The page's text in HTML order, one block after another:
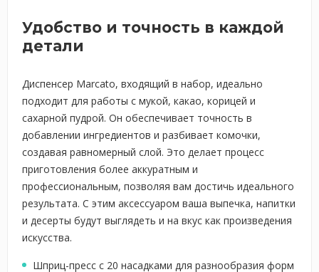
Удобство и точность в каждой
детали
Диспенсер Marcato, входящий в набор, идеально
подходит для работы с мукой, какао, корицей и
сахарной пудрой. Он обеспечивает точность в
добавлении ингредиентов и разбивает комочки,
создавая равномерный слой. Это делает процесс
приготовления более аккуратным и
профессиональным, позволяя вам достичь идеального
результата. С этим аксессуаром ваша выпечка, напитки
и десерты будут выглядеть и на вкус как произведения
искусства.
Шприц-пресс с 20 насадками для разнообразия форм